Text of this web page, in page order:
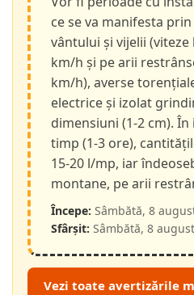
ce se va manifesta
vântului și vijelii (viteze
km/h și pe arii
km/h), averse
electrice și izolat
dimensiuni (1-2 cm).
timp (1-3 ore),
15-20 l/mp, iar
montane, pe arii
Începe: Sâmbătă, 8
Sfârșit: Sâmbătă, 8
Vezi toate avertizările